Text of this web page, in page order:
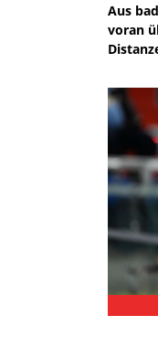
Aus
voran